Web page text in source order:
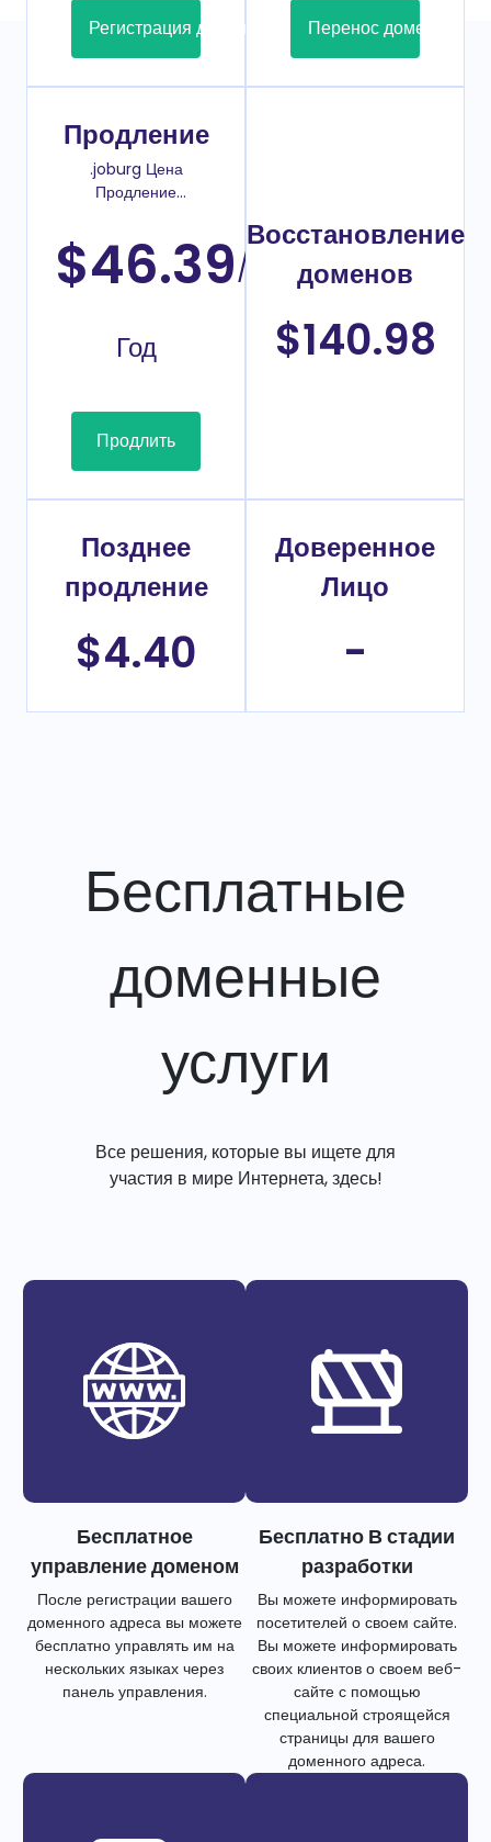
Регистрация домена Перенос домена
Продление
.joburg Цена
Продление
$46.39/
Год
Продлить
Восстановление
доменов
$140.98
Позднее
продление
$4.40
Доверенное
Лицо
-
Бесплатные
доменные
услуги
Все решения, которые вы ищете для
участия в мире Интернета, здесь!
Бесплатное
управление доменом
После регистрации вашего
доменного адреса вы можете
бесплатно управлять им на
нескольких языках через
панель управления.
Бесплатно В стадии
разработки
Вы можете информировать
посетителей о своем сайте.
Вы можете информировать
своих клиентов о своем веб-
сайте с помощью
специальной строящейся
страницы для вашего
доменного адреса.